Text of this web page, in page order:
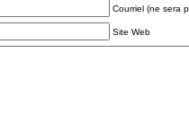
Courriel (ne sera
Site Web